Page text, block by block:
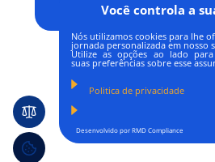
Você controla a
Nós utilizamos cookies para lhe
jornada personalizada em nosso
Utilize as opções ao lado
suas preferências sobre esse
Politica de privacidade
Desenvolvido por RMD Compliance